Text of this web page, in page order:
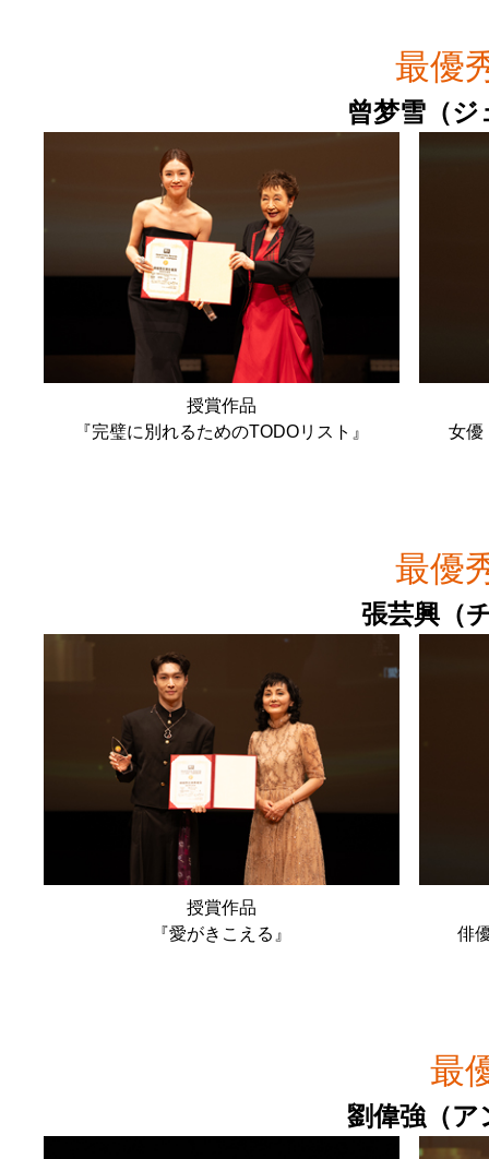
最優
曾梦雪（
授賞作品
『完璧に別れるためのTODOリスト』
女優
最優
張芸興（
授賞作品
『愛がきこえる』
俳
最
劉偉強（